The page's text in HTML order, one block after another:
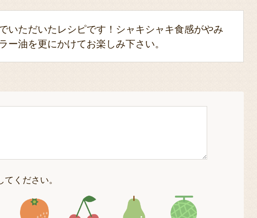
いただいたレシピです！シャキシャキ食感がやみ
ー油を更にかけてお楽しみ下さい。
ください。
アイコン4 アイコン5 アイコン6 アイコン7